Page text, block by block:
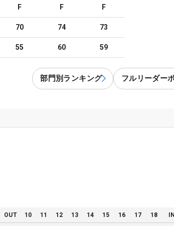
F F F
70 74 73
55 60 59
部門別ランキング フルリーダー
OUT 10 11 12 13 14 15 16 17 18